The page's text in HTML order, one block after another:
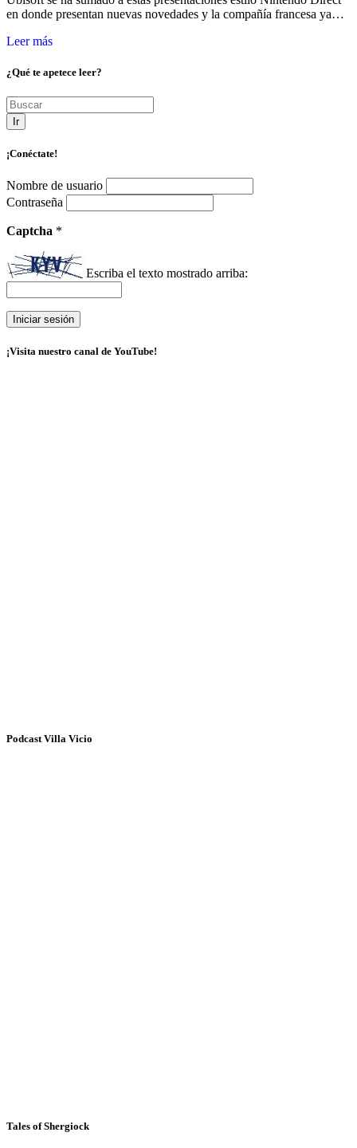
en donde presentan nuevas novedades y la compañía francesa ya…
Leer más
¿Qué te apetece leer?
Ir
¡Conéctate!
Nombre de usuario
Contraseña
Captcha *
Escriba el texto mostrado arriba:
¡Visita nuestro canal de YouTube!
Podcast Villa Vicio
Tales of Shergiock